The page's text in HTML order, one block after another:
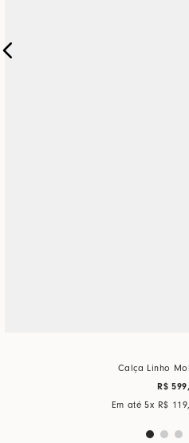
Calça Linho
R$ 599,
Em até5x R$ 119,